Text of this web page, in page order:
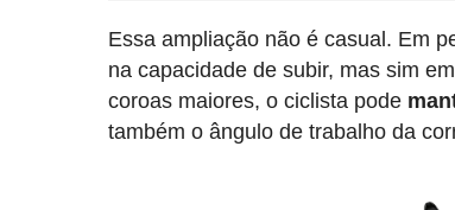
Essa ampliação não é casual. Em
na capacidade de subir, mas sim
coroas maiores, o ciclista pode
também o ângulo de trabalho da